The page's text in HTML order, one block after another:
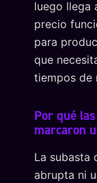
luego llega
precio
para
que
tiempos de
Por qué
marcaron
La subasta
abrupta ni